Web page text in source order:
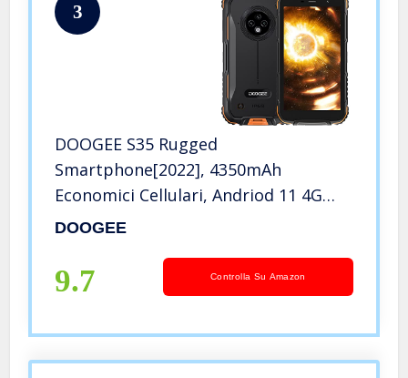
3
DOOGEE S35 Rugged
Smartphone[2022], 4350mAh
Economici Cellulari, Andriod 11 4G
Dual SIM Telefono Cellulare, Quad-
Fotocamera AI da 13MP, 5 Pollici HD+,
IP68/IP69K, GPS
DOOGEE
9.7 Controlla Su Amazon